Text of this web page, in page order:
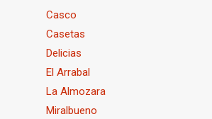
Casco
Casetas
Delicias
El Arrabal
La Almozara
Miralbueno